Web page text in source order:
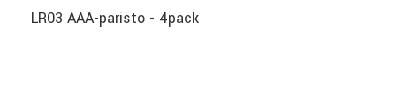
LR03 AAA-paristo - 4pack